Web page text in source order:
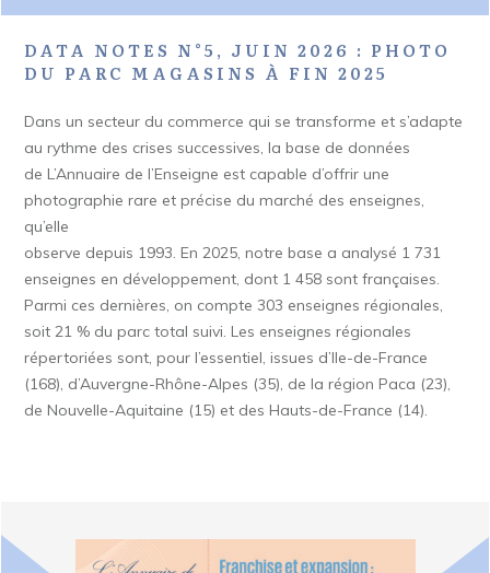
DATA NOTES N°5, JUIN 2026 : PHOTO
DU PARC MAGASINS À FIN 2025
Dans un secteur du commerce qui se transforme et s’adapte
au rythme des crises successives, la base de données
de L’Annuaire de l’Enseigne est capable d’offrir une
photographie rare et précise du marché des enseignes,
qu’elle
observe depuis 1993. En 2025, notre base a analysé 1 731
enseignes en développement, dont 1 458 sont françaises.
Parmi ces dernières, on compte 303 enseignes régionales,
soit 21 % du parc total suivi. Les enseignes régionales
répertoriées sont, pour l’essentiel, issues d’Ile-de-France
(168), d’Auvergne-Rhône-Alpes (35), de la région Paca (23),
de Nouvelle-Aquitaine (15) et des Hauts-de-France (14).